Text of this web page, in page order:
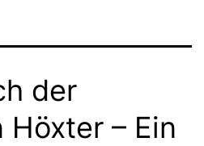
der
Höxter – Ein